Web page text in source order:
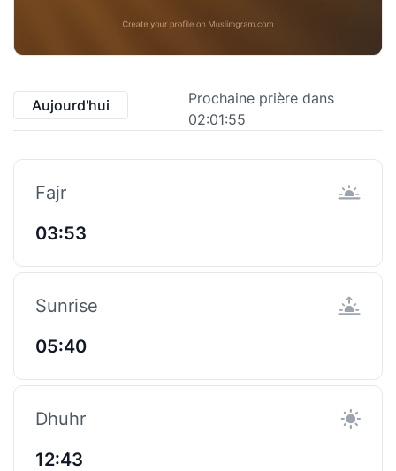
Aujourd'hui
Prochaine prière dans
02:01:55
Fajr
03:53
Sunrise
05:40
Dhuhr
12:43